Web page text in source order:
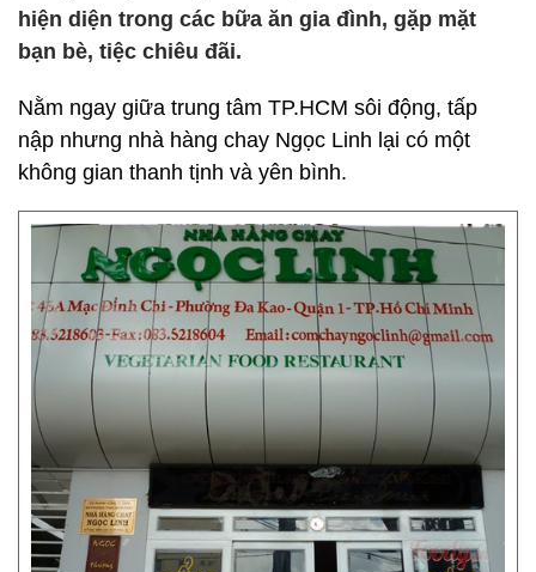
hiện diện trong các bữa ăn gia đình, gặp mặt
bạn bè, tiệc chiêu đãi.
Nằm ngay giữa trung tâm TP.HCM sôi động, tấp
nập nhưng nhà hàng chay Ngọc Linh lại có một
không gian thanh tịnh và yên bình.